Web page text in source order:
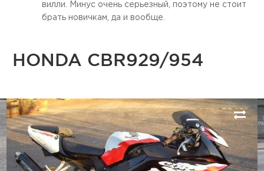
вилли. Минус очень серьезный, поэтому не стоит
брать новичкам, да и вообще.
HONDA CBR929/954
Next